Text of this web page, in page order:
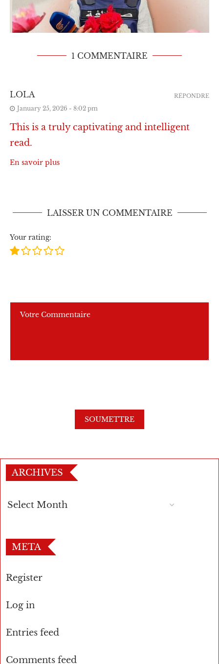
1 COMMENTAIRE
LOLA
January 25, 2026 - 8:02 pm
This is a truly captivating and intelligent
read.
En savoir plus
RÉPONDRE
LAISSER UN COMMENTAIRE
Your rating:
ARCHIVES
META
Register
Log in
Entries feed
Comments feed